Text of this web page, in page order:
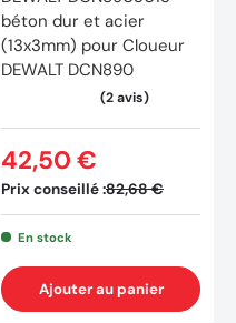
béton dur et acier
(13x3mm) pour Cloueur
DEWALT DCN890
Prix conseillé :82,68 €
42,50 €
En stock
Ajouter au panier